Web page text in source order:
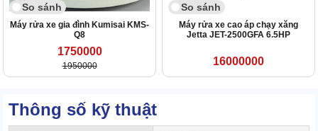
So sánh
Máy rửa xe gia đình Kumisai KMS-
Q8
1750000
1950000
So sánh
Máy rửa xe cao áp chạy xăng
Jetta JET-2500GFA 6.5HP
16000000
Thông số kỹ thuật